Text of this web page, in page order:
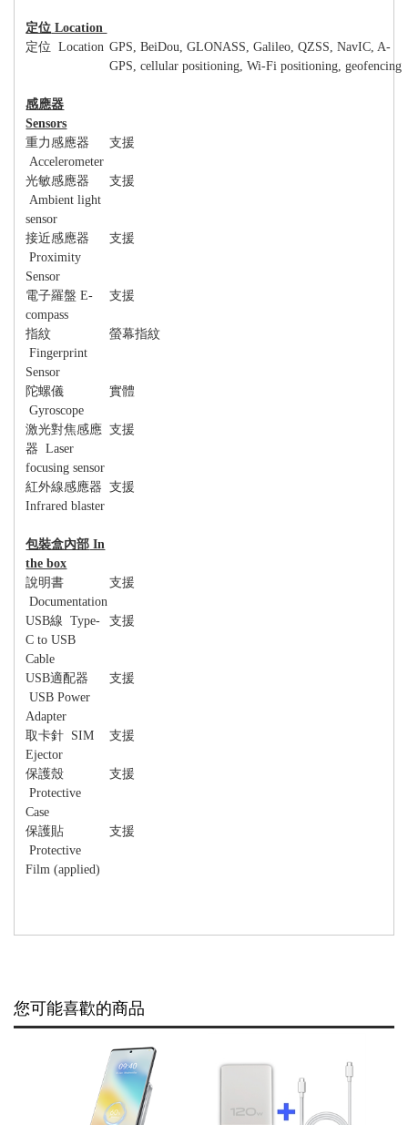
定位 Location
定位 Location GPS, BeiDou, GLONASS, Galileo, QZSS, NavIC, A-
GPS, cellular positioning, Wi-Fi positioning, geofencing
感應器
Sensors
重力感應器
Accelerometer
支援
光敏感應器
Ambient light
sensor
支援
接近感應器
Proximity
Sensor
支援
電子羅盤 E-
compass
支援
指紋
Fingerprint
Sensor
螢幕指紋
陀螺儀
Gyroscope
實體
激光對焦感應
器 Laser
focusing sensor
支援
紅外線感應器
Infrared blaster
支援
包裝盒內部 In
the box
說明書
Documentation
支援
USB線 Type-
C to USB
Cable
支援
USB適配器
USB Power
Adapter
支援
取卡針 SIM
Ejector
支援
保護殼
Protective
Case
支援
保護貼
Protective
Film (applied)
支援
您可能喜歡的商品